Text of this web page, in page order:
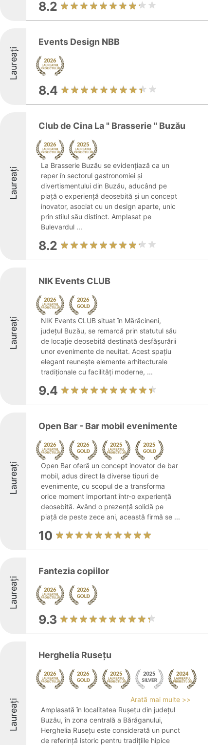
8.2
Laureați
Events Design NBB
8.4
Laureați
Club de Cina La " Brasserie " Buzău
La Brasserie Buzău se evidențiază ca un
reper în sectorul gastronomiei și
divertismentului din Buzău, aducând pe
piață o experiență deosebită și un concept
inovator, asociat cu un design aparte, unic
prin stilul său distinct. Amplasat pe
Bulevardul ...
8.2
Laureați
NIK Events CLUB
NIK Events CLUB situat în Mărăcineni,
județul Buzău, se remarcă prin statutul său
de locație deosebită destinată desfășurării
unor evenimente de neuitat. Acest spațiu
elegant reunește elemente arhitecturale
tradiționale cu facilități moderne, ...
9.4
Laureați
Open Bar - Bar mobil evenimente
Open Bar oferă un concept inovator de bar
mobil, adus direct la diverse tipuri de
evenimente, cu scopul de a transforma
orice moment important într-o experiență
deosebită. Având o prezență solidă pe
piață de peste zece ani, această firmă se ...
10
Laureați
Fantezia copiilor
9.3
Laureați
Herghelia Rusețu
Arată mai multe >>
Amplasată în localitatea Rușețu din județul
Buzău, în zona centrală a Bărăganului,
Herghelia Rusețu este considerată un punct
de referință istoric pentru tradițiile hipice